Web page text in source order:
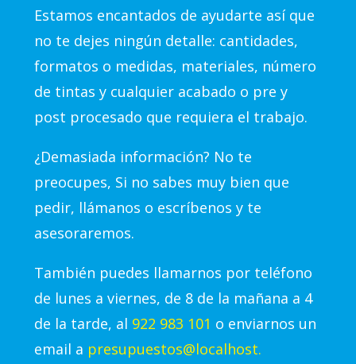
Estamos encantados de ayudarte así que
no te dejes ningún detalle: cantidades,
formatos o medidas, materiales, número
de tintas y cualquier acabado o pre y
post procesado que requiera el trabajo.
¿Demasiada información? No te
preocupes, Si no sabes muy bien que
pedir, llámanos o escríbenos y te
asesoraremos.
También puedes llamarnos por teléfono
de lunes a viernes, de 8 de la mañana a 4
de la tarde, al 922 983 101 o enviarnos un
email a presupuestos@localhost.